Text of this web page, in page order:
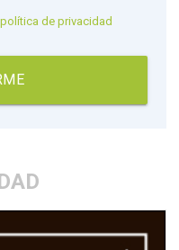
política de privacidad